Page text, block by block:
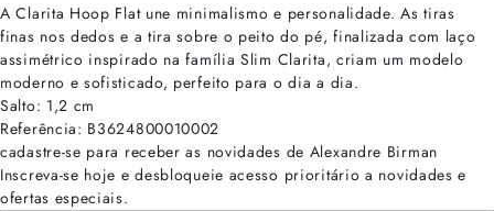
A Clarita Hoop Flat une minimalismo e personalidade. As tiras
finas nos dedos e a tira sobre o peito do pé, finalizada com laço
assimétrico inspirado na família Slim Clarita, criam um modelo
moderno e sofisticado, perfeito para o dia a dia.
Salto: 1,2 cm
Referência: B3624800010002
cadastre-se para receber as novidades de Alexandre Birman
Inscreva-se hoje e desbloqueie acesso prioritário a novidades e
ofertas especiais.